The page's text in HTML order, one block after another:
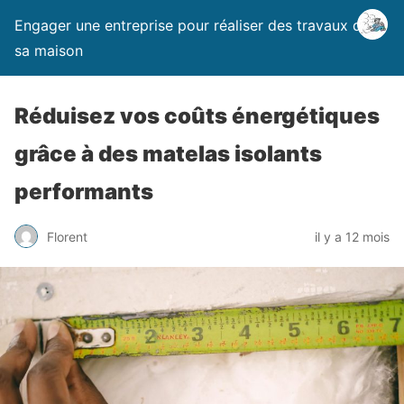
Engager une entreprise pour réaliser des travaux dans
sa maison
Réduisez vos coûts énergétiques
grâce à des matelas isolants
performants
Florent il y a 12 mois